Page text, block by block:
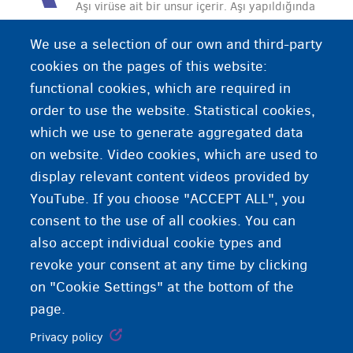
Aşı virüse ait bir unsur içerir. Aşı yapıldığında
insan vücuduna sokulur. Virüsün bir unsurunun
enjekte edilmesiyle vücudunuz virüse karşı
antikorlar oluşturur.
We use a selection of our own and third-party
cookies on the pages of this website:
functional cookies, which are required in
order to use the website. Statistical cookies,
which we use to generate aggregated data
on website. Video cookies, which are used to
display relevant content videos provided by
YouTube. If you choose "ACCEPT ALL", you
consent to the use of all cookies. You can
also accept individual cookie types and
revoke your consent at any time by clicking
on "Cookie Settings" at the bottom of the
page.
Privacy policy